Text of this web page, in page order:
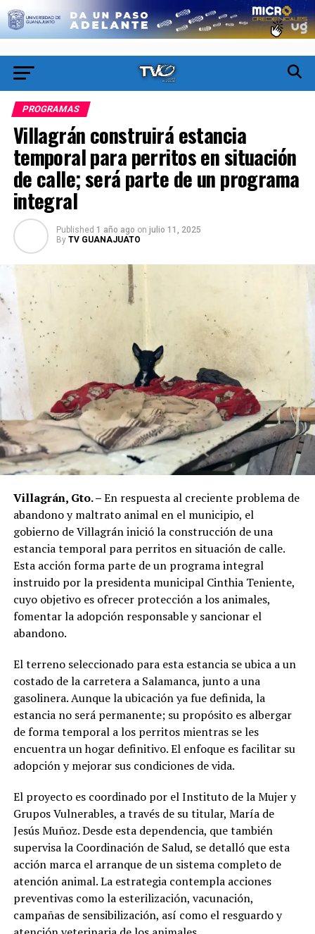
PROGRAMAS
Villagrán construirá estancia
temporal para perritos en situación
de calle; será parte de un programa
integral
Published 1 año ago on julio 11, 2025
By TV GUANAJUATO
Villagrán, Gto. –En respuesta al creciente problema de
abandono y maltrato animal en el municipio, el
gobierno de Villagrán inició la construcción de una
estancia temporal para perritos en situación de calle.
Esta acción forma parte de un programa integral
instruido por la presidenta municipal Cinthia Teniente,
cuyo objetivo es ofrecer protección a los animales,
fomentar la adopción responsable y sancionar el
abandono.
El terreno seleccionado para esta estancia se ubica a un
costado de la carretera a Salamanca, junto a una
gasolinera. Aunque la ubicación ya fue definida, la
estancia no será permanente; su propósito es albergar
de forma temporal a los perritos mientras se les
encuentra un hogar definitivo. El enfoque es facilitar su
adopción y mejorar sus condiciones de vida.
El proyecto es coordinado por el Instituto de la Mujer y
Grupos Vulnerables, a través de su titular, María de
Jesús Muñoz. Desde esta dependencia, que también
supervisa la Coordinación de Salud, se detalló que esta
acción marca el arranque de un sistema completo de
atención animal. La estrategia contempla acciones
preventivas como la esterilización, vacunación,
campañas de sensibilización, así como el resguardo y